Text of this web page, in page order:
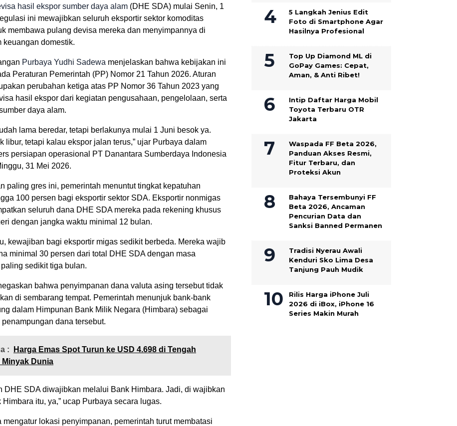
hasil ekspor sumber daya alam (DHE SDA) mulai Senin, 1
ini mewajibkan seluruh eksportir sektor komoditas
membawa pulang devisa mereka dan menyimpannya di
keuangan domestik.
Purbaya Yudhi Sadewa menjelaskan bahwa kebijakan ini
Peraturan Pemerintah (PP) Nomor 21 Tahun 2026. Aturan
perubahan ketiga atas PP Nomor 36 Tahun 2023 yang
hasil ekspor dari kegiatan pengusahaan, pengelolaan, serta
daya alam.
lama beredar, tetapi berlakunya mulai 1 Juni besok ya.
libur, tetapi kalau ekspor jalan terus,” ujar Purbaya dalam
persiapan operasional PT Danantara Sumberdaya Indonesia
31 Mei 2026.
paling gres ini, pemerintah menuntut tingkat kepatuhan
100 persen bagi eksportir sektor SDA. Eksportir nonmigas
seluruh dana DHE SDA mereka pada rekening khusus
dengan jangka waktu minimal 12 bulan.
kewajiban bagi eksportir migas sedikit berbeda. Mereka wajib
minimal 30 persen dari total DHE SDA dengan masa
sedikit tiga bulan.
bahwa penyimpanan dana valuta asing tersebut tidak
di sembarang tempat. Pemerintah menunjuk bank-bank
dalam Himpunan Bank Milik Negara (Himbara) sebagai
dana tersebut.
:
Harga Emas Spot Turun ke USD 4.698 di Tengah
Minyak Dunia
DHE SDA diwajibkan melalui Bank Himbara. Jadi, di wajibkan
itu, ya,” ucap Purbaya secara lugas.
mengatur lokasi penyimpanan, pemerintah turut membatasi
5 Langkah Jenius Edit
Foto di Smartphone Agar
Hasilnya Profesional
Top Up Diamond ML di
GoPay Games: Cepat,
Aman, & Anti Ribet!
Intip Daftar Harga Mobil
Toyota Terbaru OTR
Jakarta
Waspada FF Beta 2026,
Panduan Akses Resmi,
Fitur Terbaru, dan
Proteksi Akun
Bahaya Tersembunyi FF
Beta 2026, Ancaman
Pencurian Data dan
Sanksi Banned Permanen
Tradisi Nyerau Awali
Kenduri Sko Lima Desa
Tanjung Pauh Mudik
Rilis Harga iPhone Juli
2026 di iBox, iPhone 16
Series Makin Murah